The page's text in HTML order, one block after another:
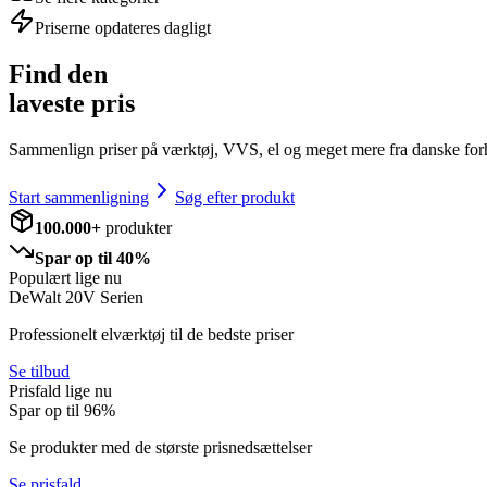
Priserne opdateres dagligt
Find den
laveste pris
Sammenlign priser på værktøj, VVS, el og meget mere fra danske
Start sammenligning
Søg efter produkt
100.000+ produkter
Spar op til 40%
Populært lige nu
DeWalt 20V Serien
Professionelt elværktøj til de bedste priser
Se tilbud
Prisfald lige nu
Spar op til 96%
Se produkter med de største prisnedsættelser